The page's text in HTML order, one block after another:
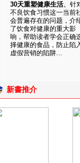
30天重塑健康生活。针
不良饮食习惯这一当前
会普遍存在的问题，介
了饮食对健康的重大影
响，帮助读者学会正确
择健康的食品，防止陷
虚假营销的陷阱...
新書推介